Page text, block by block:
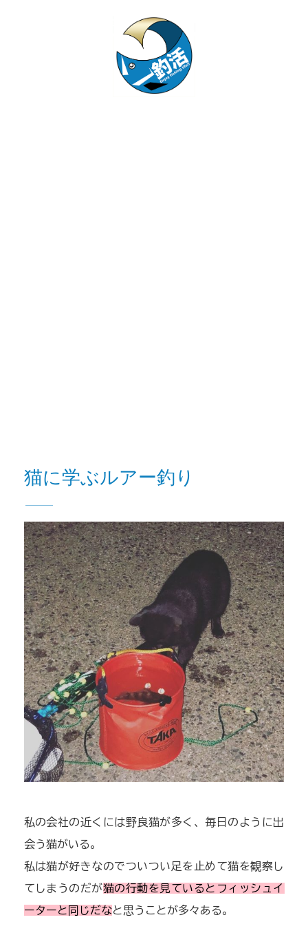
猫に学ぶルアー釣り
私の会社の近くには野良猫が多く、毎日のように出
会う猫がいる。
私は猫が好きなのでついつい足を止めて猫を観察し
てしまうのだが猫の行動を見ているとフィッシュイ
ーターと同じだなと思うことが多々ある。